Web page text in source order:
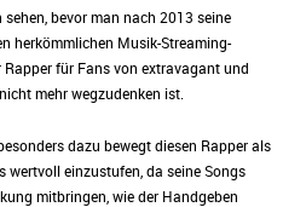
bevor man nach 2013 seine
herkömmlichen Musik-Streaming-
Rapper für Fans von extravagant und
mehr wegzudenken ist.
dazu bewegt diesen Rapper als
einzustufen, da seine Songs
mitbringen, wie der Handgeben